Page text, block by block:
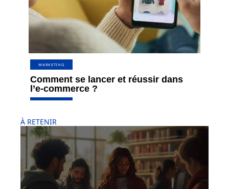
MARKETING
Comment se lancer et réussir dans
l’e-commerce ?
À RETENIR